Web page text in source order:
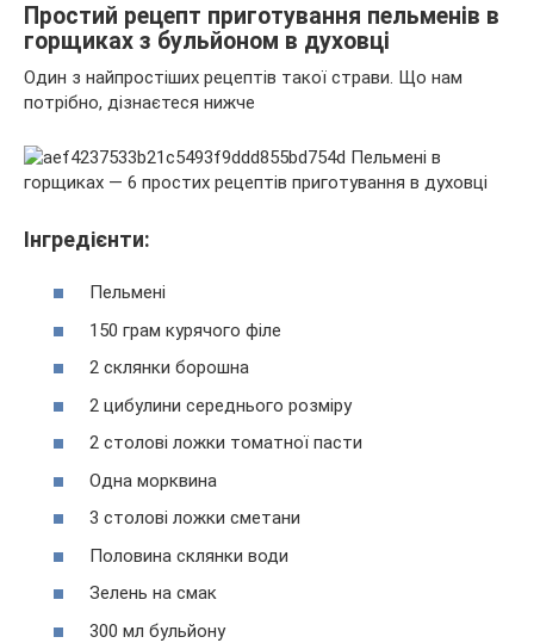
Простий рецепт приготування пельменів в
горщиках з бульйоном в духовці
Один з найпростіших рецептів такої страви. Що нам
потрібно, дізнаєтеся нижче
Інгредієнти:
Пельмені
150 грам курячого філе
2 склянки борошна
2 цибулини середнього розміру
2 столові ложки томатної пасти
Одна морквина
3 столові ложки сметани
Половина склянки води
Зелень на смак
300 мл бульйону